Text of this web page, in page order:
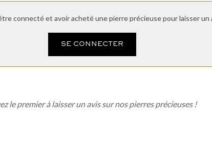
connecté et avoir acheté une pierre précieuse pour laisser un
SE CONNECTER
le premier à laisser un avis sur nos pierres précieuses !